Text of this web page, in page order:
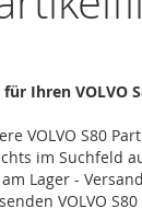
Ihren VOLVO
VOLVO S80
im Suchfeld
Lager -
VOLVO